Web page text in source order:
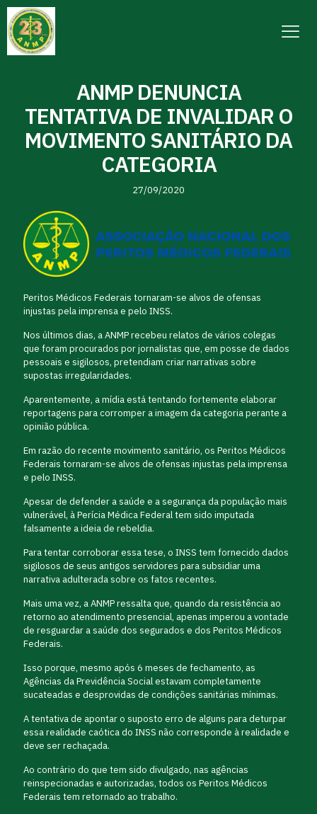
ANMP DENUNCIA
TENTATIVA DE INVALIDAR O
MOVIMENTO SANITÁRIO DA
CATEGORIA
27/09/2020
Peritos Médicos Federais tornaram-se alvos de ofensas
injustas pela imprensa e pelo INSS.
Nos últimos dias, a ANMP recebeu relatos de vários colegas
que foram procurados por jornalistas que, em posse de dados
pessoais e sigilosos, pretendiam criar narrativas sobre
supostas irregularidades.
Aparentemente, a mídia está tentando fortemente elaborar
reportagens para corromper a imagem da categoria perante a
opinião pública.
Em razão do recente movimento sanitário, os Peritos Médicos
Federais tornaram-se alvos de ofensas injustas pela imprensa
e pelo INSS.
Apesar de defender a saúde e a segurança da população mais
vulnerável, à Perícia Médica Federal tem sido imputada
falsamente a ideia de rebeldia.
Para tentar corroborar essa tese, o INSS tem fornecido dados
sigilosos de seus antigos servidores para subsidiar uma
narrativa adulterada sobre os fatos recentes.
Mais uma vez, a ANMP ressalta que, quando da resistência ao
retorno ao atendimento presencial, apenas imperou a vontade
de resguardar a saúde dos segurados e dos Peritos Médicos
Federais.
Isso porque, mesmo após 6 meses de fechamento, as
Agências da Previdência Social estavam completamente
sucateadas e desprovidas de condições sanitárias mínimas.
A tentativa de apontar o suposto erro de alguns para deturpar
essa realidade caótica do INSS não corresponde à realidade e
deve ser rechaçada.
Ao contrário do que tem sido divulgado, nas agências
reinspecionadas e autorizadas, todos os Peritos Médicos
Federais tem retornado ao trabalho.